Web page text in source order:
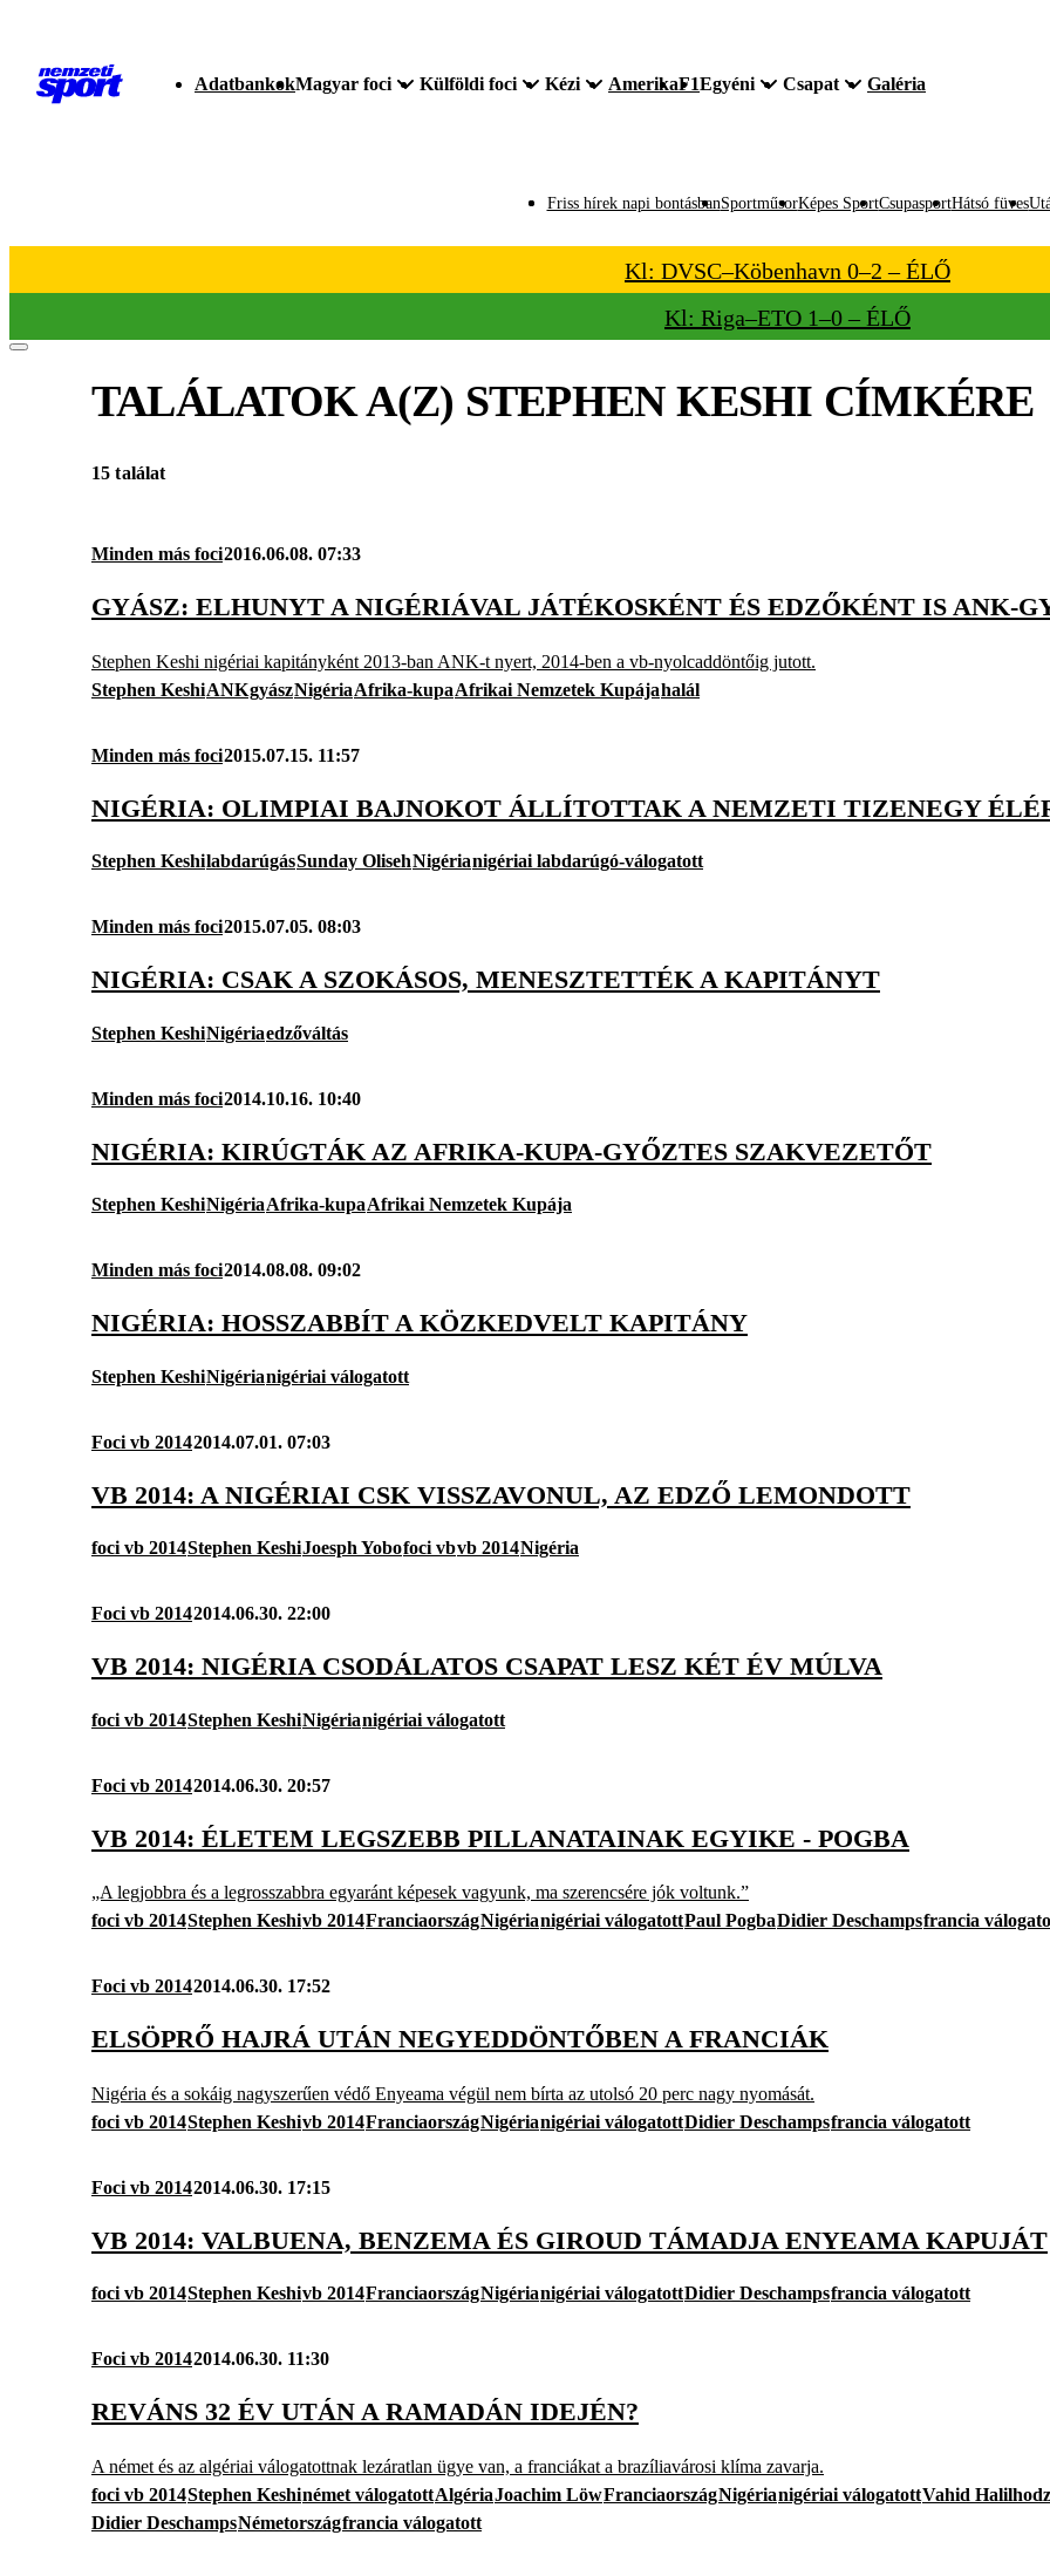
AdatbankokMagyar foci Külföldi foci Kézi AmerikaF1Egyéni Csapat Galéria
Friss hírek napi bontásbanSportműsorKépes SportCsupasportHátsó füves
Kl: DVSC–Köbenhavn 0–2 – ÉLŐ
Kl: Riga–ETO 1–0 – ÉLŐ
TALÁLATOK A(Z) STEPHEN KESHI CÍMKÉRE
15 találat
Minden más foci2016.06.08. 07:33
GYÁSZ: ELHUNYT A NIGÉRIÁVAL JÁTÉKOSKÉNT ÉS EDZŐKÉNT IS ANK-
Stephen Keshi nigériai kapitányként 2013-ban ANK-t nyert, 2014-ben a vb-nyolcaddöntőig jutott.
Stephen KeshiANKgyászNigériaAfrika-kupaAfrikai Nemzetek Kupájahalál
Minden más foci2015.07.15. 11:57
NIGÉRIA: OLIMPIAI BAJNOKOT ÁLLÍTOTTAK A NEMZETI TIZENEGY
Stephen KeshilabdarúgásSunday OlisehNigérianigériai labdarúgó-válogatott
Minden más foci2015.07.05. 08:03
NIGÉRIA: CSAK A SZOKÁSOS, MENESZTETTÉK A KAPITÁNYT
Stephen KeshiNigériaedzőváltás
Minden más foci2014.10.16. 10:40
NIGÉRIA: KIRÚGTÁK AZ AFRIKA-KUPA-GYŐZTES SZAKVEZETŐT
Stephen KeshiNigériaAfrika-kupaAfrikai Nemzetek Kupája
Minden más foci2014.08.08. 09:02
NIGÉRIA: HOSSZABBÍT A KÖZKEDVELT KAPITÁNY
Stephen KeshiNigérianigériai válogatott
Foci vb 20142014.07.01. 07:03
VB 2014: A NIGÉRIAI CSK VISSZAVONUL, AZ EDZŐ LEMONDOTT
foci vb 2014Stephen KeshiJoesph Yobofoci vbvb 2014Nigéria
Foci vb 20142014.06.30. 22:00
VB 2014: NIGÉRIA CSODÁLATOS CSAPAT LESZ KÉT ÉV MÚLVA
foci vb 2014Stephen KeshiNigérianigériai válogatott
Foci vb 20142014.06.30. 20:57
VB 2014: ÉLETEM LEGSZEBB PILLANATAINAK EGYIKE - POGBA
„A legjobbra és a legrosszabbra egyaránt képesek vagyunk, ma szerencsére jók voltunk.”
foci vb 2014Stephen Keshivb 2014FranciaországNigérianigériai válogatottPaul PogbaDidier Deschampsfrancia
Foci vb 20142014.06.30. 17:52
ELSÖPRŐ HAJRÁ UTÁN NEGYEDDÖNTŐBEN A FRANCIÁK
Nigéria és a sokáig nagyszerűen védő Enyeama végül nem bírta az utolsó 20 perc nagy nyomását.
foci vb 2014Stephen Keshivb 2014FranciaországNigérianigériai válogatottDidier Deschampsfrancia válogatott
Foci vb 20142014.06.30. 17:15
VB 2014: VALBUENA, BENZEMA ÉS GIROUD TÁMADJA ENYEAMA KAPUJÁT
foci vb 2014Stephen Keshivb 2014FranciaországNigérianigériai válogatottDidier Deschampsfrancia válogatott
Foci vb 20142014.06.30. 11:30
REVÁNS 32 ÉV UTÁN A RAMADÁN IDEJÉN?
A német és az algériai válogatottnak lezáratlan ügye van, a franciákat a brazíliavárosi klíma zavarja.
foci vb 2014Stephen Keshinémet válogatottAlgériaJoachim LöwFranciaországNigérianigériai válogatottVahid
Didier DeschampsNémetországfrancia válogatott